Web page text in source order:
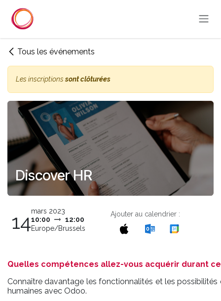
Tous les événements
Les inscriptionssont clôturées
Discover HR
14mars 2023
10:00
12:00
Europe/Brussels
Ajouter au calendrier :
Quelles compétences allez-vous acquérir durant
Connaître davantage les fonctionnalités et les
humaines avec Odoo.